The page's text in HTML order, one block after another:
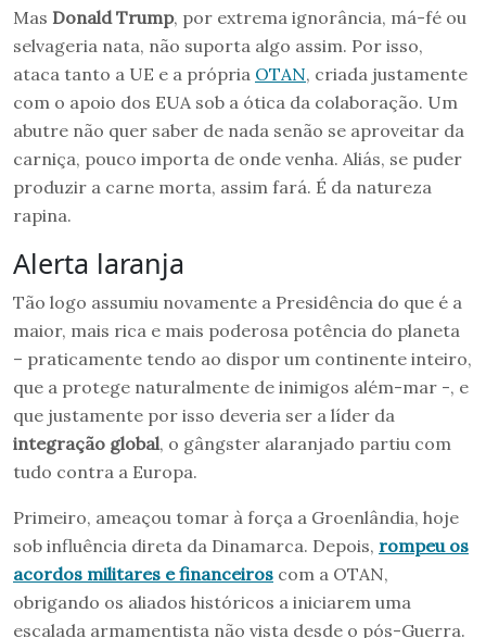
Mas Donald Trump, por extrema ignorância, má-fé ou
selvageria nata, não suporta algo assim. Por isso,
ataca tanto a UE e a própria OTAN, criada justamente
com o apoio dos EUA sob a ótica da colaboração. Um
abutre não quer saber de nada senão se aproveitar da
carniça, pouco importa de onde venha. Aliás, se puder
produzir a carne morta, assim fará. É da natureza
rapina.
Alerta laranja
Tão logo assumiu novamente a Presidência do que é a
maior, mais rica e mais poderosa potência do planeta
– praticamente tendo ao dispor um continente inteiro,
que a protege naturalmente de inimigos além-mar -, e
que justamente por isso deveria ser a líder da
integração global, o gângster alaranjado partiu com
tudo contra a Europa.
Primeiro, ameaçou tomar à força a Groenlândia, hoje
sob influência direta da Dinamarca. Depois, rompeu os
acordos militares e financeiros com a OTAN,
obrigando os aliados históricos a iniciarem uma
escalada armamentista não vista desde o pós-Guerra.